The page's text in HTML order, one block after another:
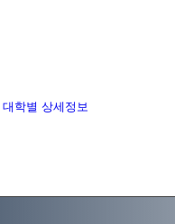
대학별 상세정보